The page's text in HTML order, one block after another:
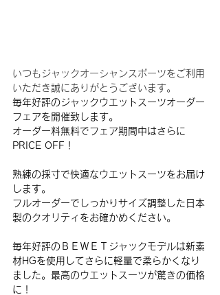
いつもジャックオーシャンスポーツをご利用
いただき誠にありがとうございます。
毎年好評のジャックウエットスーツオーダー
フェアを開催致します。
オーダー料無料でフェア期間中はさらに
PRICE OFF！
熟練の採寸で快適なウエットスーツをお届け
します。
フルオーダーでしっかりサイズ調整した日本
製のクオリティをお確かめください。
毎年好評のＢＥＷＥＴジャックモデルは新素
材HGを使用してさらに軽量で柔らかくなり
ました。最高のウエットスーツが驚きの価格
に！